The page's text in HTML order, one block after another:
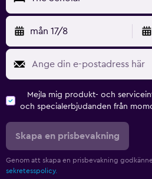
mån 17/8
Mejla mig produkt- och
och specialerbjudanden från
Skapa en prisbevakning
Genom att skapa en prisbevakning
sekretesspolicy.